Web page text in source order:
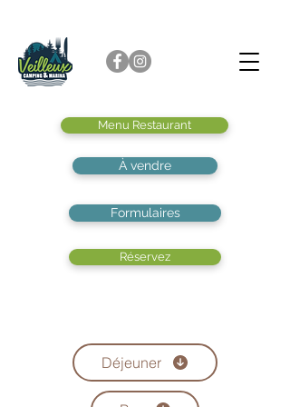
Menu Restaurant
À vendre
Formulaires
Réservez
Déjeuner